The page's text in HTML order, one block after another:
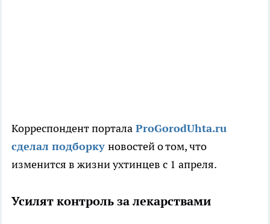
Корреспондент портала ProGorodUhta.ru
сделал подборку новостей о том, что
изменится в жизни ухтинцев с 1 апреля.
Усилят контроль за лекарствами